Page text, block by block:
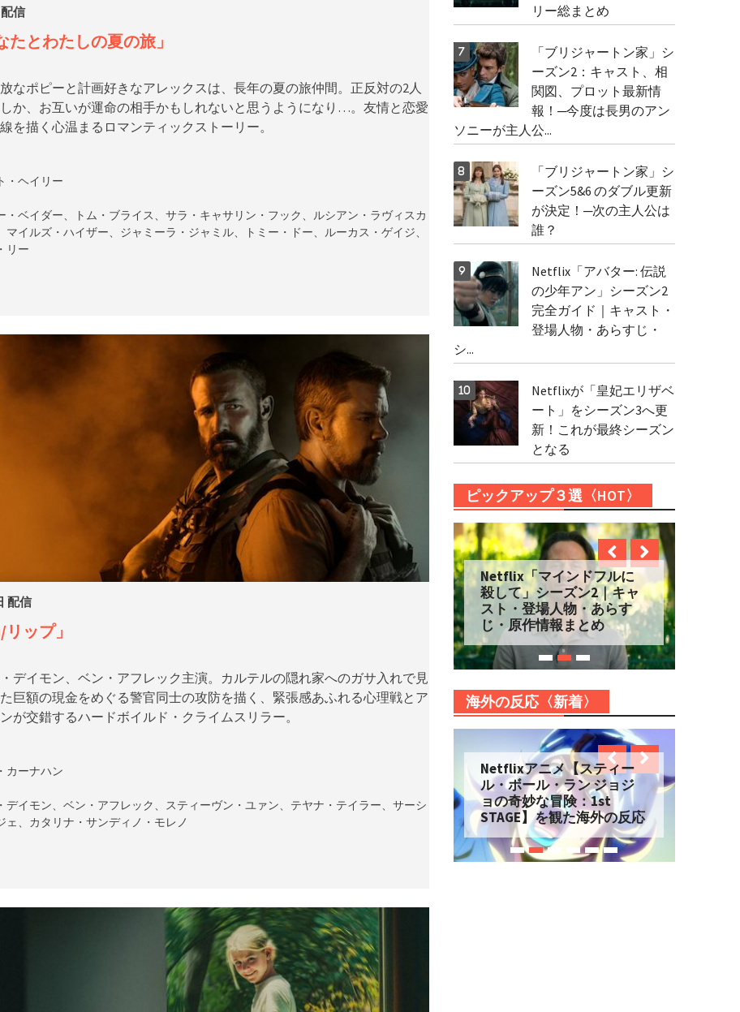
信
たとわたしの夏の旅」
なポピーと計画好きなアレックスは、長年の夏の旅仲間。正反対の2人
か、お互いが運命の相手かもしれないと思うようになり…。友情と恋愛
を描く心温まるロマンティックストーリー。
・ヘイリー
・ベイダー、トム・ブライス、サラ・キャサリン・フック、ルシアン・ラヴィスカ
マイルズ・ハイザー、ジャミーラ・ジャミル、トミー・ドー、ルーカス・ゲイジ、
リー
配信
リップ」
デイモン、ベン・アフレック主演。カルテルの隠れ家へのガサ入れで見
巨額の現金をめぐる警官同士の攻防を描く、緊張感あふれる心理戦とア
が交錯するハードボイルド・クライムスリラー。
カーナハン
デイモン、ベン・アフレック、スティーヴン・ユァン、テヤナ・テイラー、サーシ
ェ、カタリナ・サンディノ・モレノ
リー総まとめ
「ブリジャートン家」シ
ーズン2：キャスト、相
関図、プロット最新情
報！─今度は長男のアン
ソニーが主人公...
「ブリジャートン家」シ
ーズン5&6 のダブル更新
が決定！─次の主人公は
誰？
Netflix「アバター: 伝説
の少年アン」シーズン2
完全ガイド｜キャスト・
登場人物・あらすじ・
シ...
Netflixが「皇妃エリザベ
ート」をシーズン3へ更
新！これが最終シーズン
となる
ピックアップ３選〈HOT〉
Netflix「マインドフルに
殺して」シーズン2｜キャ
スト・登場人物・あらす
じ・原作情報まとめ
海外の反応〈新着〉
Netflixアニメ【スティー
ル・ボール・ラン ジョジ
ョの奇妙な冒険：1st
STAGE】を観た海外の反応